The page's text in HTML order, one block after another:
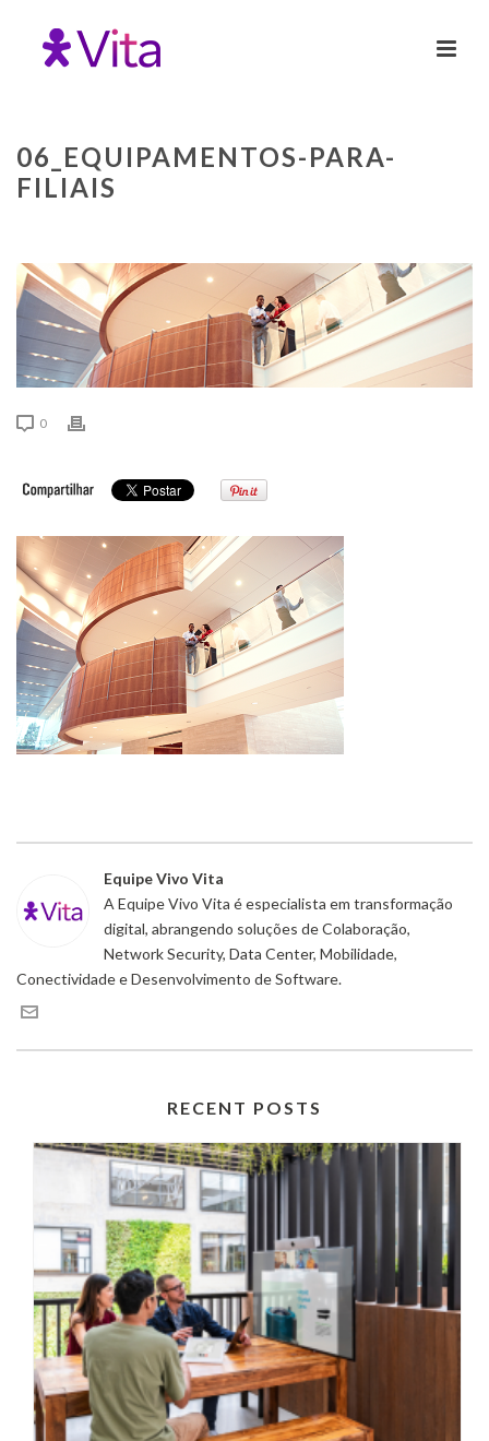
06_EQUIPAMENTOS-PARA-
FILIAIS
0
Equipe Vivo Vita
A Equipe Vivo Vita é especialista em transformação
digital, abrangendo soluções de Colaboração,
Network Security, Data Center, Mobilidade,
Conectividade e Desenvolvimento de Software.
RECENT POSTS